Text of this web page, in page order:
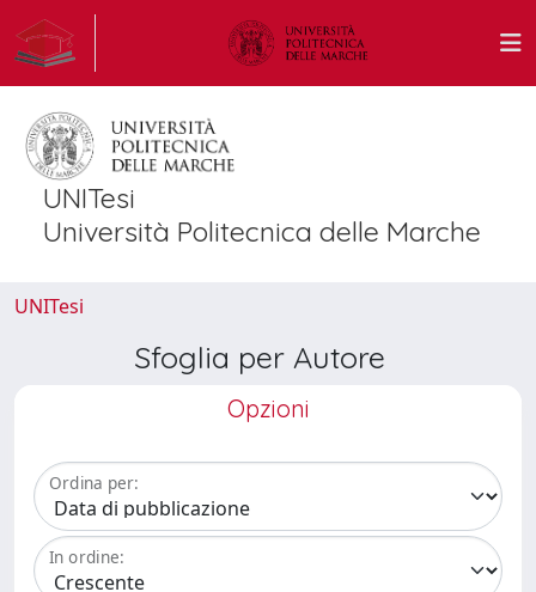
UNITesi
Università Politecnica delle Marche
UNITesi
Sfoglia per Autore
Opzioni
Ordina per:
In ordine: